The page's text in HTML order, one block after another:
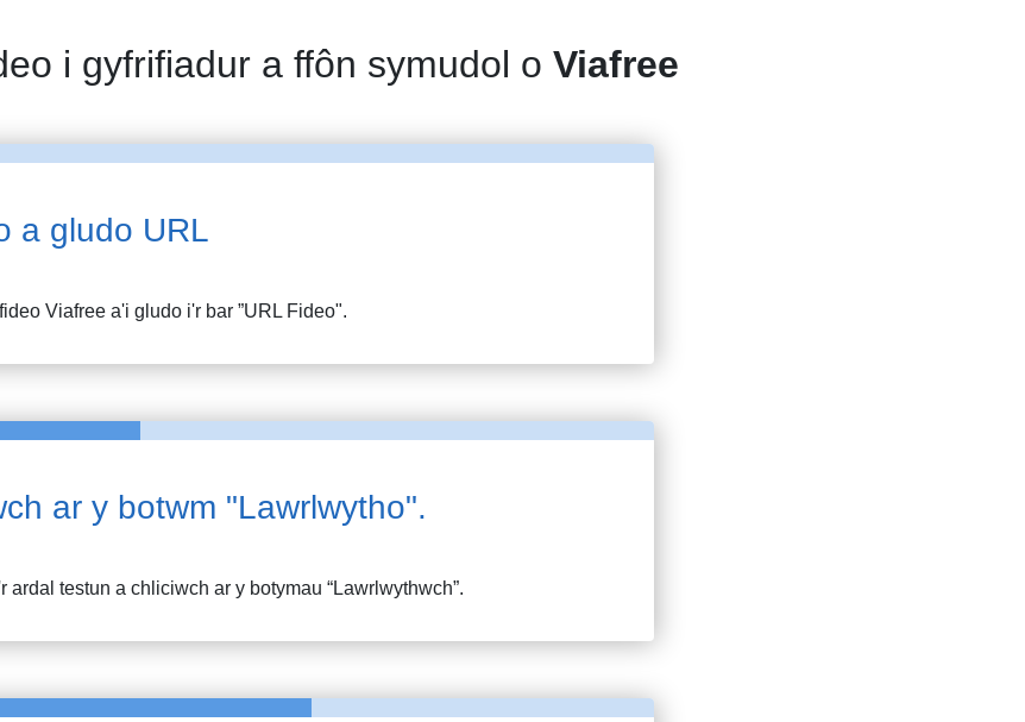
i gyfrifiadur a ffôn symudol o Viafree
a gludo URL
Viafree a'i gludo i'r bar ”URL Fideo".
ar y botwm "Lawrlwytho".
ardal testun a chliciwch ar y botymau “Lawrlwythwch”.